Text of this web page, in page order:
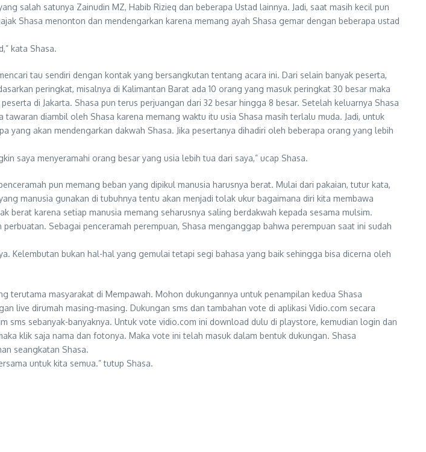
salah satunya Zainudin MZ, Habib Rizieq dan beberapa Ustad lainnya. Jadi, saat masih kecil pun
Shasa menonton dan mendengarkan karena memang ayah Shasa gemar dengan beberapa ustad
kata Shasa.
tau sendiri dengan kontak yang bersangkutan tentang acara ini. Dari selain banyak peserta,
peringkat, misalnya di Kalimantan Barat ada 10 orang yang masuk peringkat 30 besar maka
di Jakarta. Shasa pun terus perjuangan dari 32 besar hingga 8 besar. Setelah keluarnya Shasa
diambil oleh Shasa karena memang waktu itu usia Shasa masih terlalu muda. Jadi, untuk
yang akan mendengarkan dakwah Shasa. Jika pesertanya dihadiri oleh beberapa orang yang lebih
saya menyeramahi orang besar yang usia lebih tua dari saya,” ucap Shasa.
pun memang beban yang dipikul manusia harusnya berat. Mulai dari pakaian, tutur kata,
manusia gunakan di tubuhnya tentu akan menjadi tolak ukur bagaimana diri kita membawa
karena setiap manusia memang seharusnya saling berdakwah kepada sesama mulsim.
Sebagai penceramah perempuan, Shasa menganggap bahwa perempuan saat ini sudah
Kelembutan bukan hal-hal yang gemulai tetapi segi bahasa yang baik sehingga bisa dicerna oleh
terutama masyarakat di Mempawah. Mohon dukungannya untuk penampilan kedua Shasa
live dirumah masing-masing. Dukungan sms dan tambahan vote di aplikasi Vidio.com secara
sms sebanyak-banyaknya. Untuk vote vidio.com ini download dulu di playstore, kemudian login dan
klik saja nama dan fotonya. Maka vote ini telah masuk dalam bentuk dukungan. Shasa
seangkatan Shasa.
untuk kita semua.” tutup Shasa.